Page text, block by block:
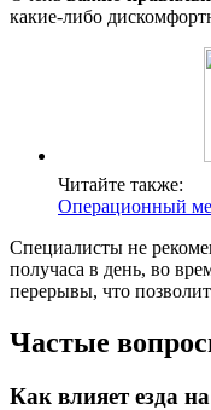
какие-либо
Читайте также:
Операционный
Специалисты не
получаса в день, во
перерывы, что
Частые
Как влияет езда